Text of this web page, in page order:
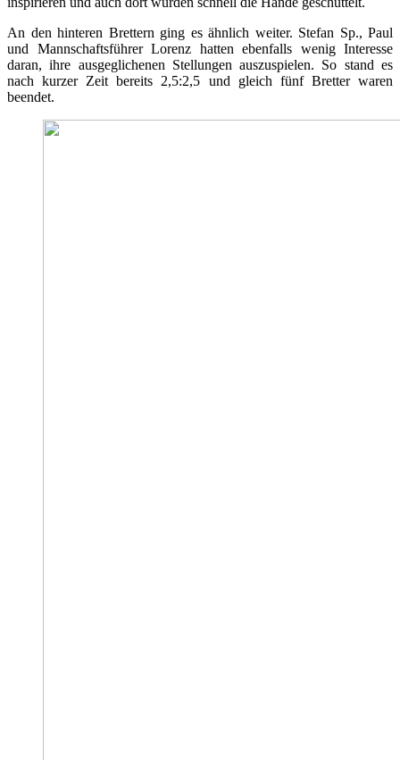
An den hinteren Brettern ging es ähnlich weiter. Stefan Sp., Paul
und Mannschaftsführer Lorenz hatten ebenfalls wenig Interesse
daran, ihre ausgeglichenen Stellungen auszuspielen. So stand es
nach kurzer Zeit bereits 2,5:2,5 und gleich fünf Bretter waren
beendet.